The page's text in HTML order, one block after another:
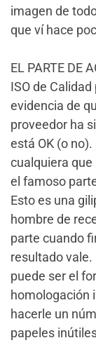
imagen de
que ví hace
EL PARTE DE
ISO de
evidencia de
proveedor ha
está OK (o
cualquiera que
el famoso
Esto es una
hombre de
parte cuando
resultado vale.
puede ser el
homologación
hacerle un
papeles